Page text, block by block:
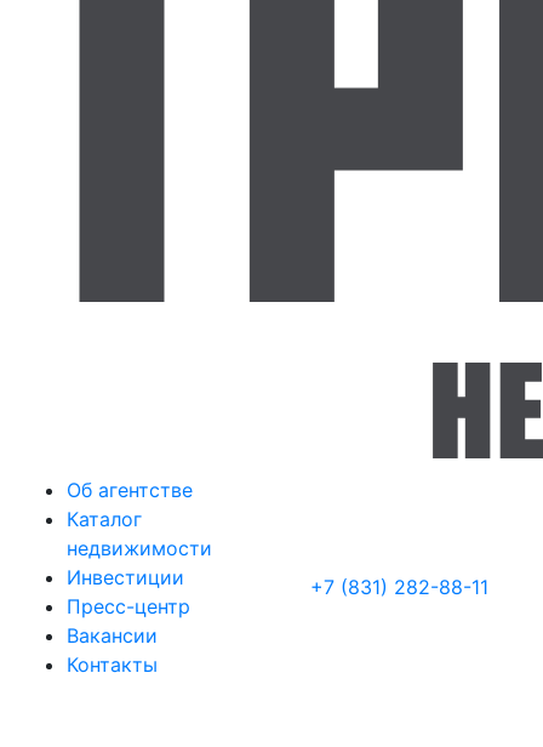
Об агентстве
Каталог
недвижимости
Инвестиции
Пресс-центр
Вакансии
Контакты
+7 (831) 282-88-11